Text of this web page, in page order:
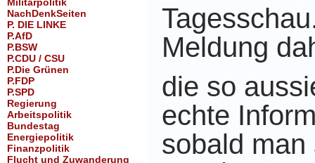
NachDenkSeiten
P. DIE LINKE
P.AfD
P.BSW
P.CDU / CSU
P.Die Grünen
P.FDP
P.SPD
Regierung
Arbeitspolitik
Bundestag
Energiepolitik
Finanzpolitik
Flucht und Zuwanderung
Meldung
die so
echte
sobald man